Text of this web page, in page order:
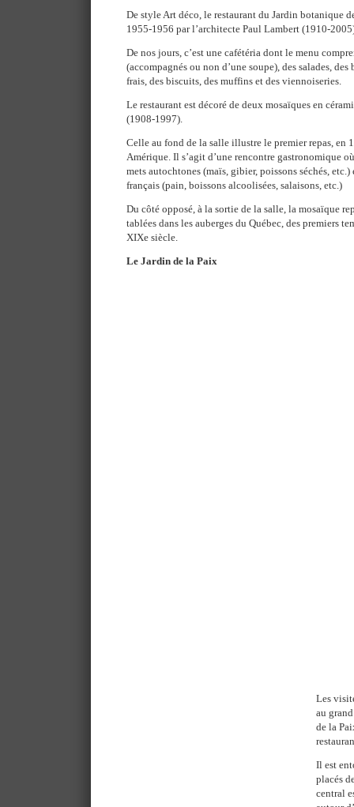
De style Art déco, le restaurant du Jardin botanique
1955-1956 par l’architecte Paul Lambert (1910-
De nos jours, c’est une cafétéria dont le menu
(accompagnés ou non d’une soupe), des salades,
frais, des biscuits, des muffins et des viennoiseries.
Le restaurant est décoré de deux mosaïques en
(1908-1997).
Celle au fond de la salle illustre le premier repas, en
Amérique. Il s’agit d’une rencontre gastronomique
mets autochtones (maïs, gibier, poissons séchés,
français (pain, boissons alcoolisées, salaisons, etc.)
Du côté opposé, à la sortie de la salle, la mosaïque
tablées dans les auberges du Québec, des premiers
XIXe siècle.
Le Jardin de la Paix
Les
au
de la
Il est
placés
central